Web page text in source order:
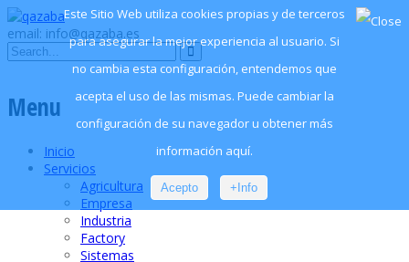
email: info@qazaba.es
Menu
Inicio
Servicios
Agricultura
Empresa
Industria
Factory
Sistemas
Este Sitio Web utiliza cookies propias y de terceros
para asegurar la mejor experiencia al usuario. Si
no cambia esta configuración, entendemos que
acepta el uso de las mismas. Puede cambiar la
configuración de su navegador u obtener más
información aquí.
Acepto +Info